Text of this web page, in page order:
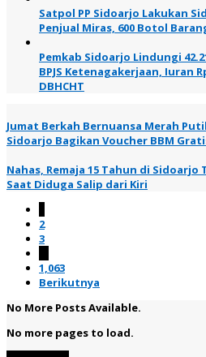
Satpol PP Sidoarjo Lakukan
Penjual Miras, 600 Botol
Pemkab Sidoarjo Lindungi
BPJS Ketenagakerjaan, Iuran
DBHCHT
Jumat Berkah Bernuansa Merah
Sidoarjo Bagikan Voucher BBM
Nahas, Remaja 15 Tahun di
Saat Diduga Salip dari Kiri
2
3
1,063
Berikutnya
No More Posts Available.
No more pages to load.